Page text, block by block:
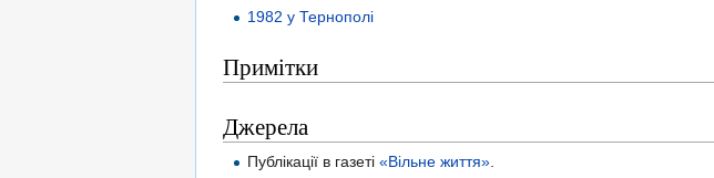
1982 у Тернополі
Примітки
Джерела
Публікації в газеті«Вільне життя»